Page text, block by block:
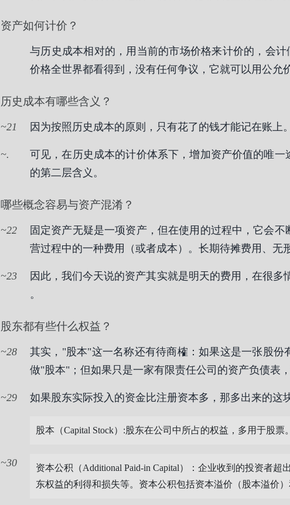
资产如何计价？
与历史成本相对的，用当前的市场价格来计价的，会
价格全世界都看得到，没有任何争议，它就可以用公允
历史成本有哪些含义？
21 因为按照历史成本的原则，只有花了的钱才能记在账上
.
可见，在历史成本的计价体系下，增加资产价值的唯
的第二层含义。
哪些概念容易与资产混淆？
22
固定资产无疑是一项资产，但在使用的过程中，它会
营过程中的一种费用（或者成本）。长期待摊费用、无
23 因此，我们今天说的资产其实就是明天的费用，在很多
。
股东都有些什么权益？
28
其实，"股本"这一名称还有待商榷：如果这是一张股份
做"股本"；但如果只是一家有限责任公司的资产负债表
29 如果股东实际投入的资金比注册资本多，那多出来的这
股本（Capital Stock）:股东在公司中所占的权益，多用于股票。
30
资本公积（Additional Paid-in Capital）：企业收到的投资者
东权益的利得和损失等。资本公积包括资本溢价（股本溢价